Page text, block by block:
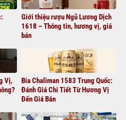
Giới thiệu rượu Ngũ Lương Dịch
1618 – Thông tin, hương vị, giá
bán
Vị,
Bia Chaliman 1583 Trung Quốc:
Đánh Giá Chi Tiết Từ Hương Vị
Đến Giá Bán